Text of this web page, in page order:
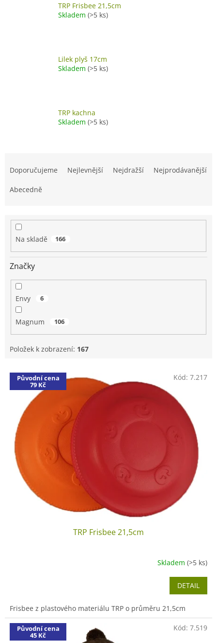
TRP Frisbee 21,5cm
Skladem (>5 ks)
Lilek plyš 17cm
Skladem (>5 ks)
TRP kachna
Skladem (>5 ks)
d
u
Doporučujeme Nejlevnější Nejdražší Nejprodávanější
Abecedně
Na skladě 166
Značky
Envy 6
Magnum 106
Položek k zobrazení: 167
V
p
Původní cena
79 Kč
TRP Frisbee 21,5cm
Skladem (>5 ks)
DETAIL
Frisbee z plastového materiálu TRP o průměru 21,5cm
Kód: 7.217
Původní cena
45 Kč
Kód: 7.519